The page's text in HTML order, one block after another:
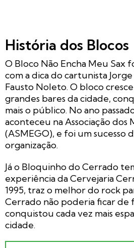
História dos Blocos
O Bloco Não Encha Meu Sax
com a dica do cartunista
Fausto Noleto. O bloco
grandes bares da cidade,
mais o público. No ano
aconteceu na Associação dos
(ASMEGO), e foi um sucesso
organização.
Já o Bloquinho do Cerrado
experiência da Cervejaria
1995, traz o melhor do rock
Cerrado não poderia ficar de
conquistou cada vez mais
cidade.